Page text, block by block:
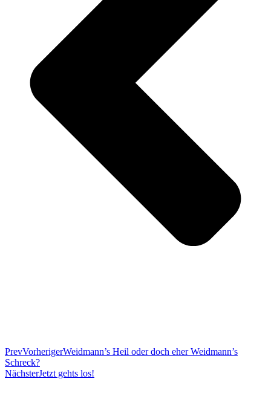
PrevVorherigerWeidmann’s Heil oder doch eher Weidmann’s
Schreck?
NächsterJetzt gehts los!